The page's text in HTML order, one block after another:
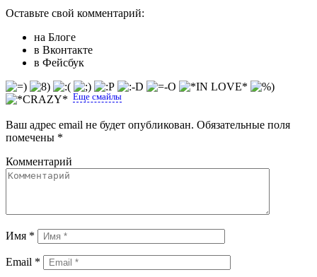
Оставьте свой комментарий:
на Блоге
в Вконтакте
в Фейсбук
Еще смайлы
Ваш адрес email не будет опубликован. Обязательные поля
помечены *
Комментарий
Имя *
Email *